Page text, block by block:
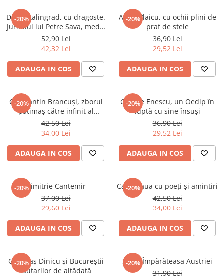
Evenimentul Istoric
Evenimentul istoric - editii
electronice
-20%
De la Stalingrad, cu dragoste.
Jurnalul lui Petre Sava, medic
militar pe Frontul de Est
(1942) și jurnalul soției sale,
Luiza
52,90 Lei
42,32 Lei
ADAUGA IN COS
-20%
Aurel Vlaicu, cu ochii plini de
praf de stele
36,90 Lei
29,52 Lei
ADAUGA IN COS
-20%
Constantin Brancuși, zborul
pătimaș către infinit al
Prințesei X
42,50 Lei
34,00 Lei
ADAUGA IN COS
-20%
George Enescu, un Oedip în
luptă cu sine însuşi
36,90 Lei
29,52 Lei
ADAUGA IN COS
-20%Dimitrie Cantemir
37,00 Lei
29,60 Lei
ADAUGA IN COS
-20%
Cafeneaua cu poeți și amintiri
42,50 Lei
34,00 Lei
ADAUGA IN COS
-20%
Grigoraș Dinicu și Bucureștii
lăutarilor de altădată
-20%
SISSI. Împărăteasa Austriei
31,90 Lei